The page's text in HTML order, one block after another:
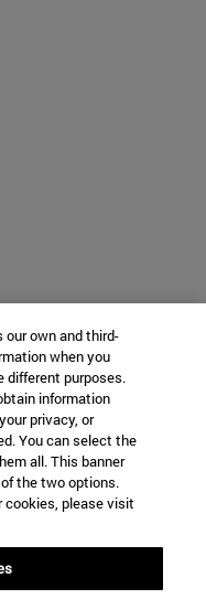
own and third-
when you
different purposes.
information
privacy, or
You can select the
all. This banner
the two options.
cookies, please visit